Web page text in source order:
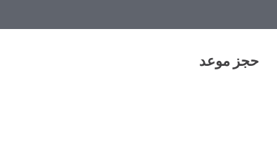
حجز موعد